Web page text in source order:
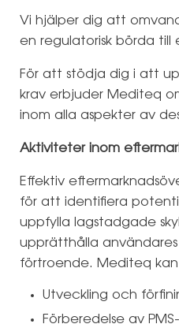
Vi hjälper dig att
en regulatorisk börda till
För att stödja dig i att
krav erbjuder Mediteq
inom alla aspekter av
Aktiviteter inom
Effektiv
för att identifiera
uppfylla lagstadgade
upprätthålla
förtroende. Mediteq
Utveckling och
Förberedelse av